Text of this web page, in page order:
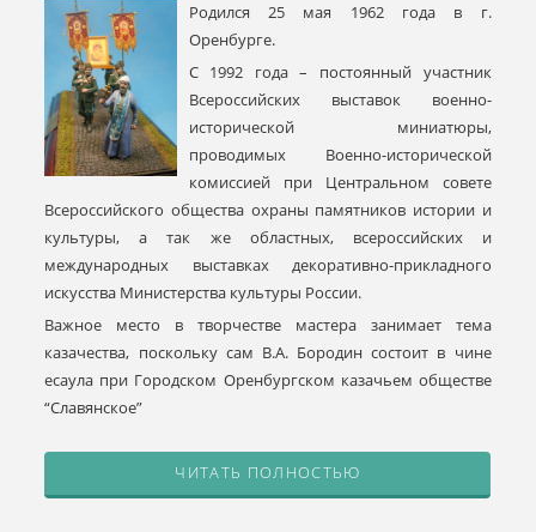
Родился 25 мая 1962 года в г.
Оренбурге.
С 1992 года – постоянный участник
Всероссийских выставок военно-
исторической миниатюры,
проводимых Военно-исторической
комиссией при Центральном совете
Всероссийского общества охраны памятников истории и
культуры, а так же областных, всероссийских и
международных выставках декоративно-прикладного
искусства Министерства культуры России.
Важное место в творчестве мастера занимает тема
казачества, поскольку сам В.А. Бородин состоит в чине
есаула при Городском Оренбургском казачьем обществе
“Славянское”
ЧИТАТЬ ПОЛНОСТЬЮ